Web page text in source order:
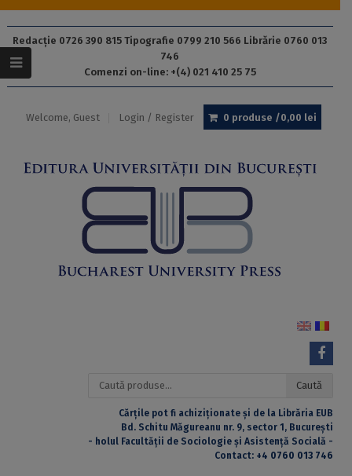
Redacție 0726 390 815 Tipografie 0799 210 566 Librărie 0760 013
746
Comenzi on-line: +(4) 021 410 25 75
Welcome, Guest Login / Register 0 produse /0,00 lei
Caută
Caută
Cărțile pot fi achiziționate și de la Librăria EUB
Bd. Schitu Măgureanu nr. 9, sector 1, București
- holul Facultății de Sociologie și Asistență Socială -
Contact: +4 0760 013 746